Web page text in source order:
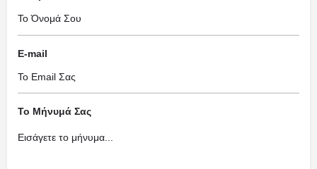
E-mail
Το Μήνυμά Σας